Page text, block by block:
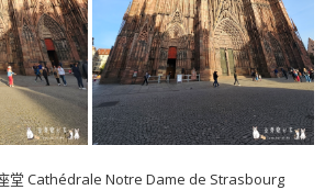
堂 Cathédrale Notre Dame de Strasbourg